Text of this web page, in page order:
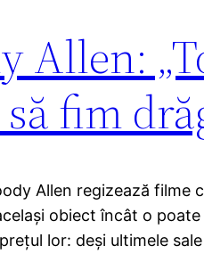
Allen:
să fim
Allen regizează
obiect încât o
lor: deşi ultimele